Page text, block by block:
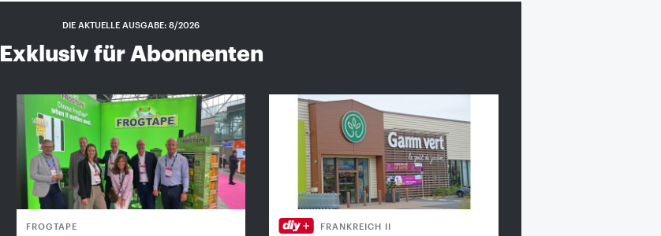
DIE AKTUELLE AUSGABE: 8/2026
Exklusiv für Abonnenten
FROGTAPE FRANKREICH II